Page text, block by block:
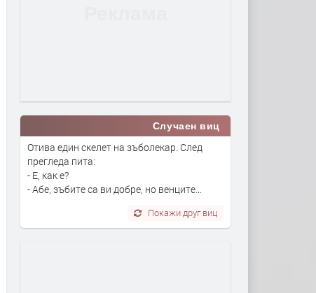
Случаен виц
Отива един скелет на зъболекар. След
прегледа пита:
- Е, как е?
- Абе, зъбите са ви добре, но венците…
Покажи друг виц